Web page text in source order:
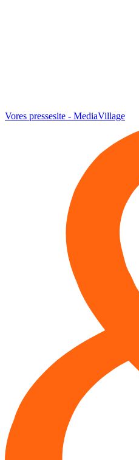
Vores pressesite - MediaVillage